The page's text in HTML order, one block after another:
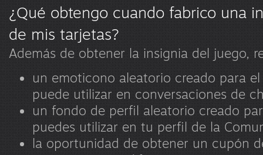
¿Qué obtengo cuando fabrico una
de mis tarjetas?
Además de obtener la insignia del juego,
un emoticono aleatorio creado para
puede utilizar en conversaciones de
un fondo de perfil aleatorio creado
puedes utilizar en tu perfil de la
la oportunidad de obtener un cupón